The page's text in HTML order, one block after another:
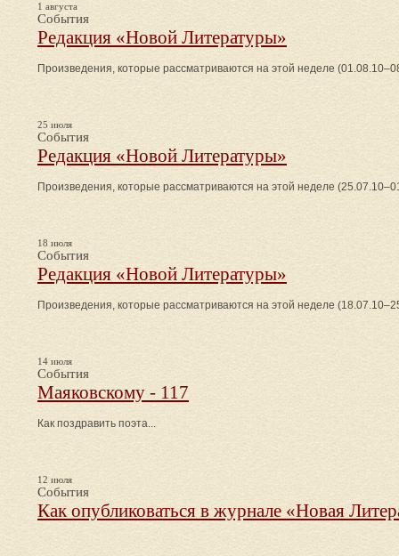
1 августа
События
Редакция «Новой Литературы»
Произведения, которые рассматриваются на этой неделе
25 июля
События
Редакция «Новой Литературы»
Произведения, которые рассматриваются на этой неделе
18 июля
События
Редакция «Новой Литературы»
Произведения, которые рассматриваются на этой неделе
14 июля
События
Маяковскому - 117
Как поздравить поэта...
12 июля
События
Как опубликоваться в журнале «Новая